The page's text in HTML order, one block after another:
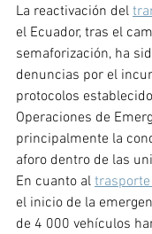
La reactivación del
el Ecuador, tras el
semaforización, ha
denuncias por el
protocolos
Operaciones de
principalmente la
aforo dentro de las
En cuanto al
el inicio de la
de 4 000 vehículos